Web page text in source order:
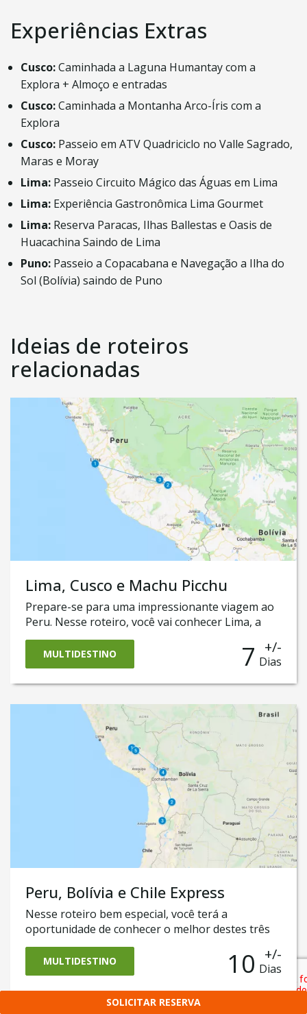
Experiências Extras
Cusco:Caminhada a Laguna Humantay com a
Explora + Almoço e entradas
Cusco:Caminhada a Montanha Arco-Íris com a
Explora
Cusco: Passeio em ATV Quadriciclo no Valle Sagrado,
Maras e Moray
Lima: Passeio Circuito Mágico das Águas em Lima
Lima: Experiência Gastronômica Lima Gourmet
Lima: Reserva Paracas, Ilhas Ballestas e Oasis de
Huacachina Saindo de Lima
Puno: Passeio a Copacabana e Navegação a Ilha do
Sol (Bolívia) saindo de Puno
Ideias de roteiros
relacionadas
Lima, Cusco e Machu Picchu
Prepare-se para uma impressionante viagem ao
Peru. Nesse roteiro, você vai conhecer Lima, a
belíssima capital com sua deliciosa e premiada
gastronomia, Cusco, uma cidade colonial que foi a
sede do império Inca, as belíssimas as paisagens
do Vale Sagrado e o ponto mais esperado da
de Machu Picchu.
MULTIDESTINO 7 +/-
Dias
Peru, Bolívia e Chile Express
Nesse roteiro bem especial, você terá a
oportunidade de conhecer o melhor destes três
países em uma única viagem de 9 dias!
Passaremos por Cusco e pelas místicas e famosas
ruínas de Machu Picchu! Você conhecerá a capital
La Paz e também o incrível Salar de Uyuni, o
maior deserto de sal do mundo! E por fim,
MULTIDESTINO 10 +/-
Dias
SOLICITAR RESERVA